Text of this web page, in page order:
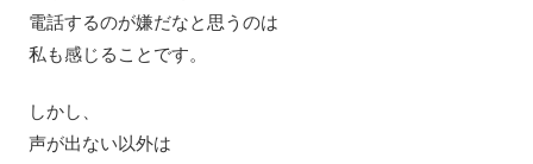
電話するのが嫌だなと思うのは
私も感じることです。
しかし、
声が出ない以外は